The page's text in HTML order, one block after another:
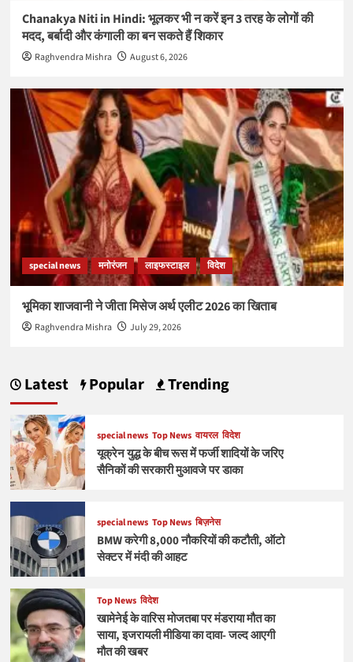
Chanakya Niti in Hindi: भूलकर भी न करें इन 3 तरह के लोगों की
मदद, बर्बादी और कंगाली का बन सकते हैं शिकार
Raghvendra Mishra August 6, 2026
special news मनोरंजन लाइफस्टाइल विदेश
भूमिका शाजवानी ने जीता मिसेज अर्थ एलीट 2026 का खिताब
Raghvendra Mishra July 29, 2026
Latest Popular Trending
special news Top News वायरल विदेश
यूक्रेन युद्ध के बीच रूस में फर्जी शादियों के जरिए
सैनिकों की सरकारी मुआवजे पर डाका
special news Top News बिज़नेस
BMW करेगी 8,000 नौकरियों की कटौती, ऑटो
सेक्टर में मंदी की आहट
Top News विदेश
खामेनेई के वारिस मोजतबा पर मंडराया मौत का
साया, इजरायली मीडिया का दावा- जल्द आएगी
मौत की खबर